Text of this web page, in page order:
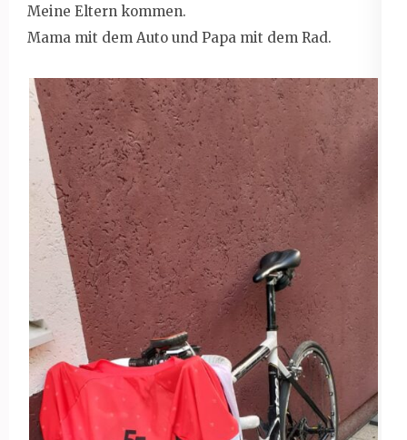
Meine Eltern kommen.
Mama mit dem Auto und Papa mit dem Rad.